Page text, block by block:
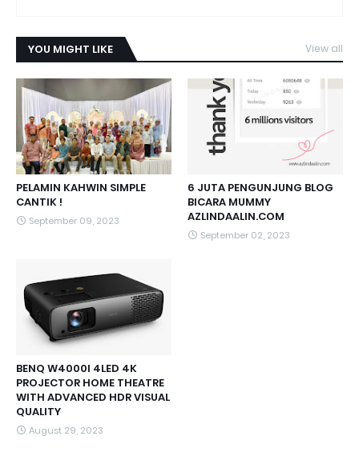
YOU MIGHT LIKE View all
PELAMIN KAHWIN SIMPLE
CANTIK !
September 09, 2023
6 JUTA PENGUNJUNG BLOG
BICARA MUMMY
AZLINDAALIN.COM
September 02, 2023
BENQ W4000I 4LED 4K
PROJECTOR HOME THEATRE
WITH ADVANCED HDR VISUAL
QUALITY
August 29, 2023